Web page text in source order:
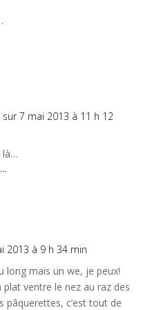
sur 7 mai 2013 à 11 h 12
là…
2013 à 9 h 34 min
long mais un we, je peux!
ventre le nez au raz des
pâquerettes, c’est tout de